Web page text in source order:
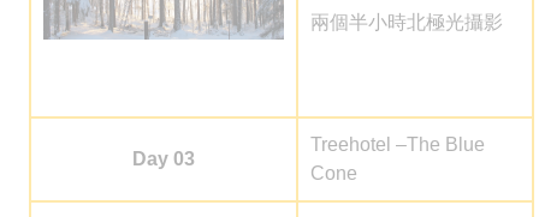
兩個半小時北極光攝影
Day 03
Treehotel –The Blue
Cone